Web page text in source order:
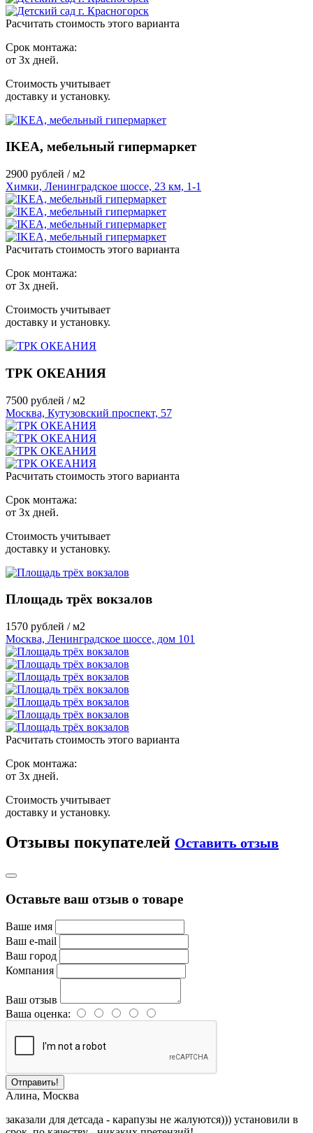
Расчитать стоимость этого варианта
Срок монтажа:
от 3х дней.
Стоимость учитывает
доставку и установку.
IKEA, мебельный гипермаркет
2900 рублей / м2
Химки, Ленинградское шоссе, 23 км, 1-1
Расчитать стоимость этого варианта
Срок монтажа:
от 3х дней.
Стоимость учитывает
доставку и установку.
ТРК ОКЕАНИЯ
7500 рублей / м2
Москва, Кутузовский проспект, 57
Расчитать стоимость этого варианта
Срок монтажа:
от 3х дней.
Стоимость учитывает
доставку и установку.
Площадь трёх вокзалов
1570 рублей / м2
Москва, Ленинградское шоссе, дом 101
Расчитать стоимость этого варианта
Срок монтажа:
от 3х дней.
Стоимость учитывает
доставку и установку.
Отзывы покупателей Оставить отзыв
Оставьте ваш отзыв о товаре
Ваше имя
Ваш e-mail
Ваш город
Компания
Ваш отзыв
Ваша оценка:
Отправить!
Алина, Москва
заказали для детсада - карапузы не жалуются))) установили в